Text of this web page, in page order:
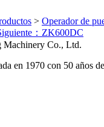
> Operador de
：ZK600DC
en 1970 con 50 años